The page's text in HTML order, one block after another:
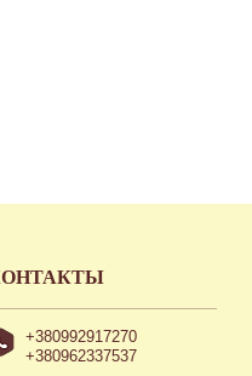
+380992917270
+380962337537